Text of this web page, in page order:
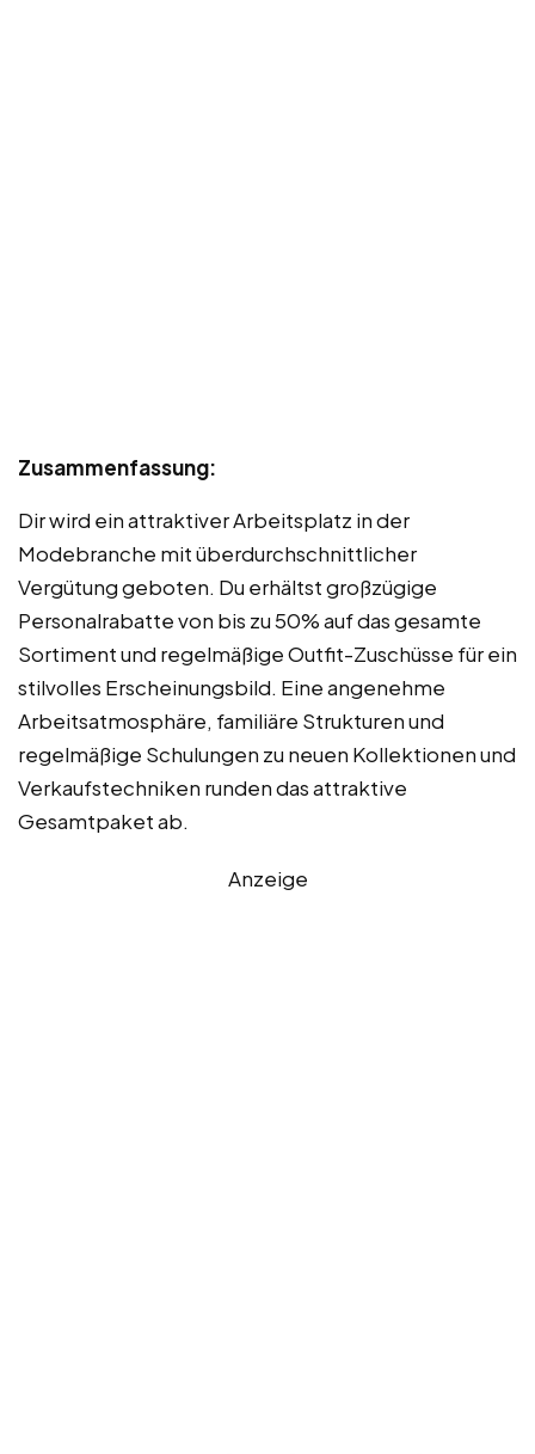
Zusammenfassung:
Dir wird ein attraktiver Arbeitsplatz in der
Modebranche mit überdurchschnittlicher
Vergütung geboten. Du erhältst großzügige
Personalrabatte von bis zu 50% auf das gesamte
Sortiment und regelmäßige Outfit-Zuschüsse für ein
stilvolles Erscheinungsbild. Eine angenehme
Arbeitsatmosphäre, familiäre Strukturen und
regelmäßige Schulungen zu neuen Kollektionen und
Verkaufstechniken runden das attraktive
Gesamtpaket ab.
Anzeige